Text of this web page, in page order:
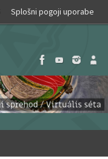
Splošni pogoji uporabe